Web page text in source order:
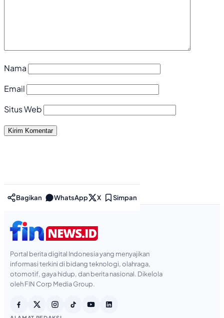
Nama
Email
Situs Web
Bagikan WhatsApp X Simpan
Portal berita digital Indonesia yang menyajikan
informasi terkini di bidang teknologi, olahraga,
otomotif, gaya hidup, dan berita nasional. Dikelola
oleh FIN Corp Media Group.